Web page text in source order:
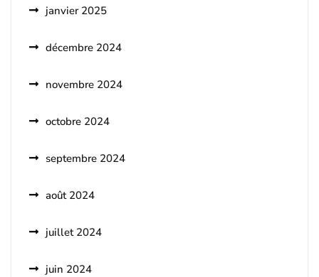
janvier 2025
décembre 2024
novembre 2024
octobre 2024
septembre 2024
août 2024
juillet 2024
juin 2024